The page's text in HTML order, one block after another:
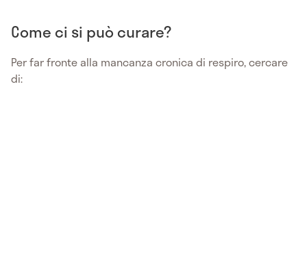
Come ci si può curare?
Per far fronte alla mancanza cronica di respiro, cercare
di: